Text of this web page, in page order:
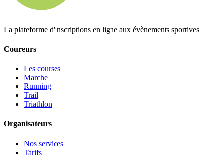
La plateforme d'inscriptions en ligne aux évènements sportives
Coureurs
Les courses
Marche
Running
Trail
Triathlon
Organisateurs
Nos services
Tarifs